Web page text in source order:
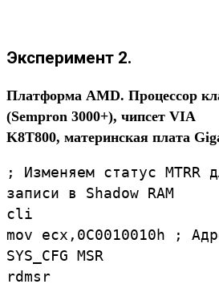
Эксперимент 2.
Платформа AMD. Процессор
(Sempron 3000+), чипсет VIA
K8T800, материнская плата
; Изменяем статус MTRR
записи в Shadow RAM
cli
mov ecx,0C0010010h ;
SYS_CFG MSR
rdmsr